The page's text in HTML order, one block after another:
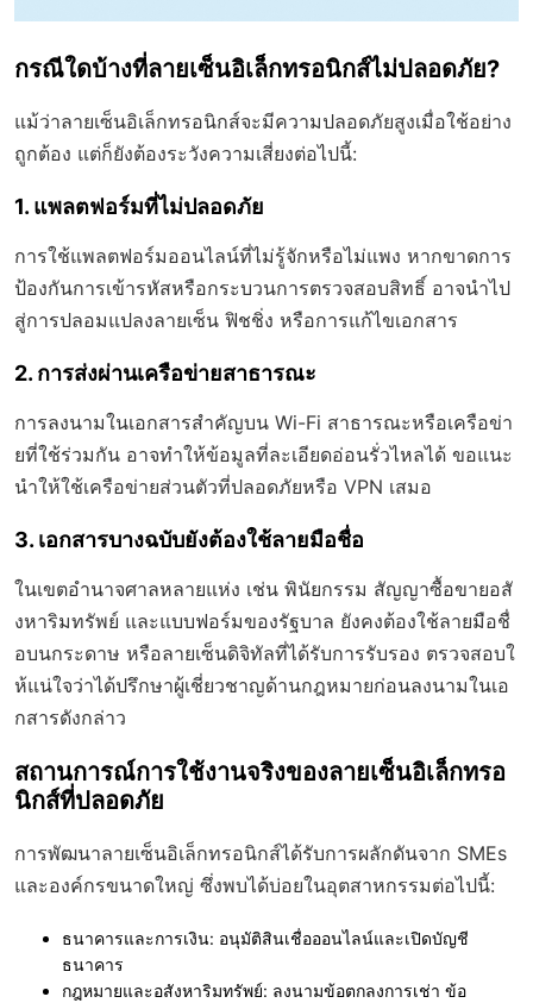
กรณีใดบ้างที่ลายเซ็นอิเล็กทรอนิกส์ไม่ปลอดภัย?
แม้ว่าลายเซ็นอิเล็กทรอนิกส์จะมีความปลอดภัยสูงเมื่อใช้อย่าง
ถูกต้อง แต่ก็ยังต้องระวังความเสี่ยงต่อไปนี้:
1. แพลตฟอร์มที่ไม่ปลอดภัย
การใช้แพลตฟอร์มออนไลน์ที่ไม่รู้จักหรือไม่แพง หากขาดการ
ป้องกันการเข้ารหัสหรือกระบวนการตรวจสอบสิทธิ์ อาจนำไป
สู่การปลอมแปลงลายเซ็น ฟิชชิ่ง หรือการแก้ไขเอกสาร
2. การส่งผ่านเครือข่ายสาธารณะ
การลงนามในเอกสารสำคัญบน Wi-Fi สาธารณะหรือเครือข่า
ยที่ใช้ร่วมกัน อาจทำให้ข้อมูลที่ละเอียดอ่อนรั่วไหลได้ ขอแนะ
นำให้ใช้เครือข่ายส่วนตัวที่ปลอดภัยหรือ VPN เสมอ
3. เอกสารบางฉบับยังต้องใช้ลายมือชื่อ
ในเขตอำนาจศาลหลายแห่ง เช่น พินัยกรรม สัญญาซื้อขายอสั
งหาริมทรัพย์ และแบบฟอร์มของรัฐบาล ยังคงต้องใช้ลายมือชื่
อบนกระดาษ หรือลายเซ็นดิจิทัลที่ได้รับการรับรอง ตรวจสอบใ
ห้แน่ใจว่าได้ปรึกษาผู้เชี่ยวชาญด้านกฎหมายก่อนลงนามในเอ
กสารดังกล่าว
สถานการณ์การใช้งานจริงของลายเซ็นอิเล็กทรอ
นิกส์ที่ปลอดภัย
การพัฒนาลายเซ็นอิเล็กทรอนิกส์ได้รับการผลักดันจาก SMEs
และองค์กรขนาดใหญ่ ซึ่งพบได้บ่อยในอุตสาหกรรมต่อไปนี้:
ธนาคารและการเงิน: อนุมัติสินเชื่อออนไลน์และเปิดบัญชี
ธนาคาร
กฎหมายและอสังหาริมทรัพย์: ลงนามข้อตกลงการเช่า ข้อ